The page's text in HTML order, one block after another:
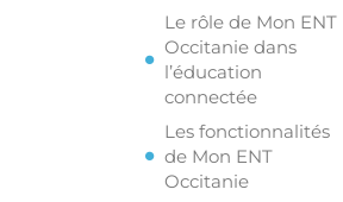
Le rôle de Mon ENT
Occitanie dans
l’éducation
connectée
Les fonctionnalités
de Mon ENT
Occitanie